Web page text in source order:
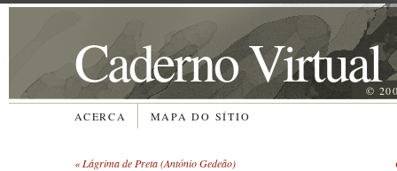
Caderno Virtual
©
ACERCA
MAPA DO SÍTIO
«Lágrima de Preta (António Gedeão)